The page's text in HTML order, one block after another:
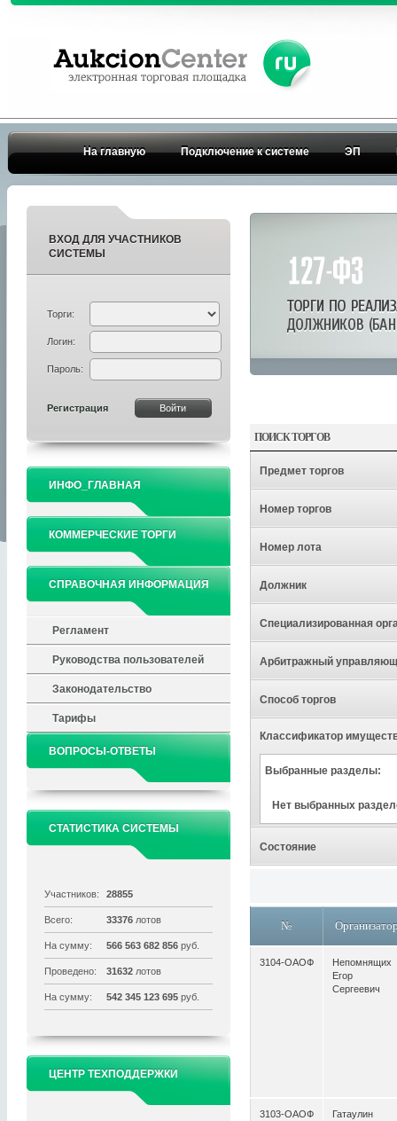
На главную Подключение к системе ЭП
ВХОД ДЛЯ УЧАСТНИКОВ
СИСТЕМЫ
Торги:
Логин:
Пароль:
Регистрация
ИНФО_ГЛАВНАЯ
КОММЕРЧЕСКИЕ ТОРГИ
СПРАВОЧНАЯ ИНФОРМАЦИЯ
Регламент
Руководства пользователей
Законодательство
Тарифы
ВОПРОСЫ-ОТВЕТЫ
СТАТИСТИКА СИСТЕМЫ
Участников: 28855
Всего: 33376 лотов
На сумму: 566 563 682 856 руб.
Проведено: 31632 лотов
На сумму: 542 345 123 695 руб.
ЦЕНТР ТЕХПОДДЕРЖКИ
ПОИСК ТОРГОВ
Предмет торгов
Номер торгов
Номер лота
Должник
Специализированная
Арбитражный
Способ торгов
Классификатор
Выбранные разделы:
Нет выбранных
Состояние
№
3104-ОАОФ
Непомнящих
Егор
Сергеевич
3103-ОАОФ
Гатаулин